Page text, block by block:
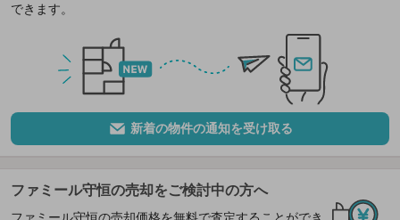
できます。
新着の物件の通知を受け取る
ファミール守恒の売却をご検討中の方へ